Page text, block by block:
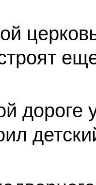
дороге